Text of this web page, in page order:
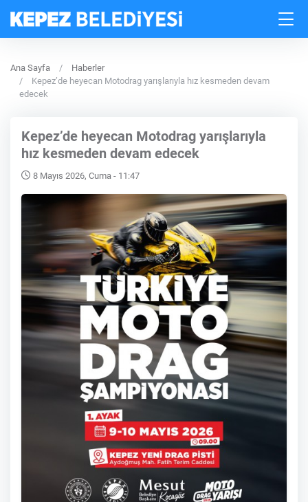
Ana Sayfa
Haberler
Kepez’de heyecan Motodrag yarışlarıyla hız kesmeden devam
edecek
Kepez’de heyecan Motodrag yarışlarıyla
hız kesmeden devam edecek
8 Mayıs 2026, Cuma - 11:47